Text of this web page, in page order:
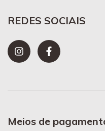
REDES SOCIAIS
Meios de